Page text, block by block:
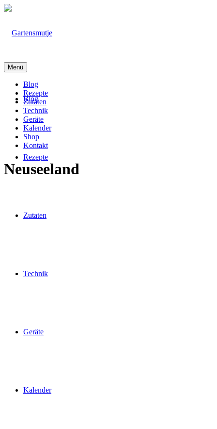
Blog
Rezepte
Zutaten
Technik
Geräte
Kalender
Menü
Blog
Rezepte
Zutaten
Technik
Geräte
Kalender
Shop
Kontakt
Neuseeland